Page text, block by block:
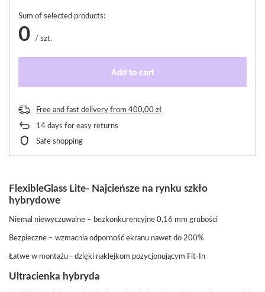
Sum of selected products:
0 / szt.
Add to cart
Free and fast delivery from 400,00 zł
14 days for easy returns
Safe shopping
FlexibleGlass Lite- Najcieńsze na rynku szkło
hybrydowe
Niemal niewyczuwalne – bezkonkurencyjne 0,16 mm grubości
Bezpieczne – wzmacnia odporność ekranu nawet do 200%
Łatwe w montażu - dzięki naklejkom pozycjonującym Fit-In
Ultracienka hybryda